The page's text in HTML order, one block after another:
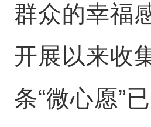
群众的幸福
开展以来收
条“微心愿”